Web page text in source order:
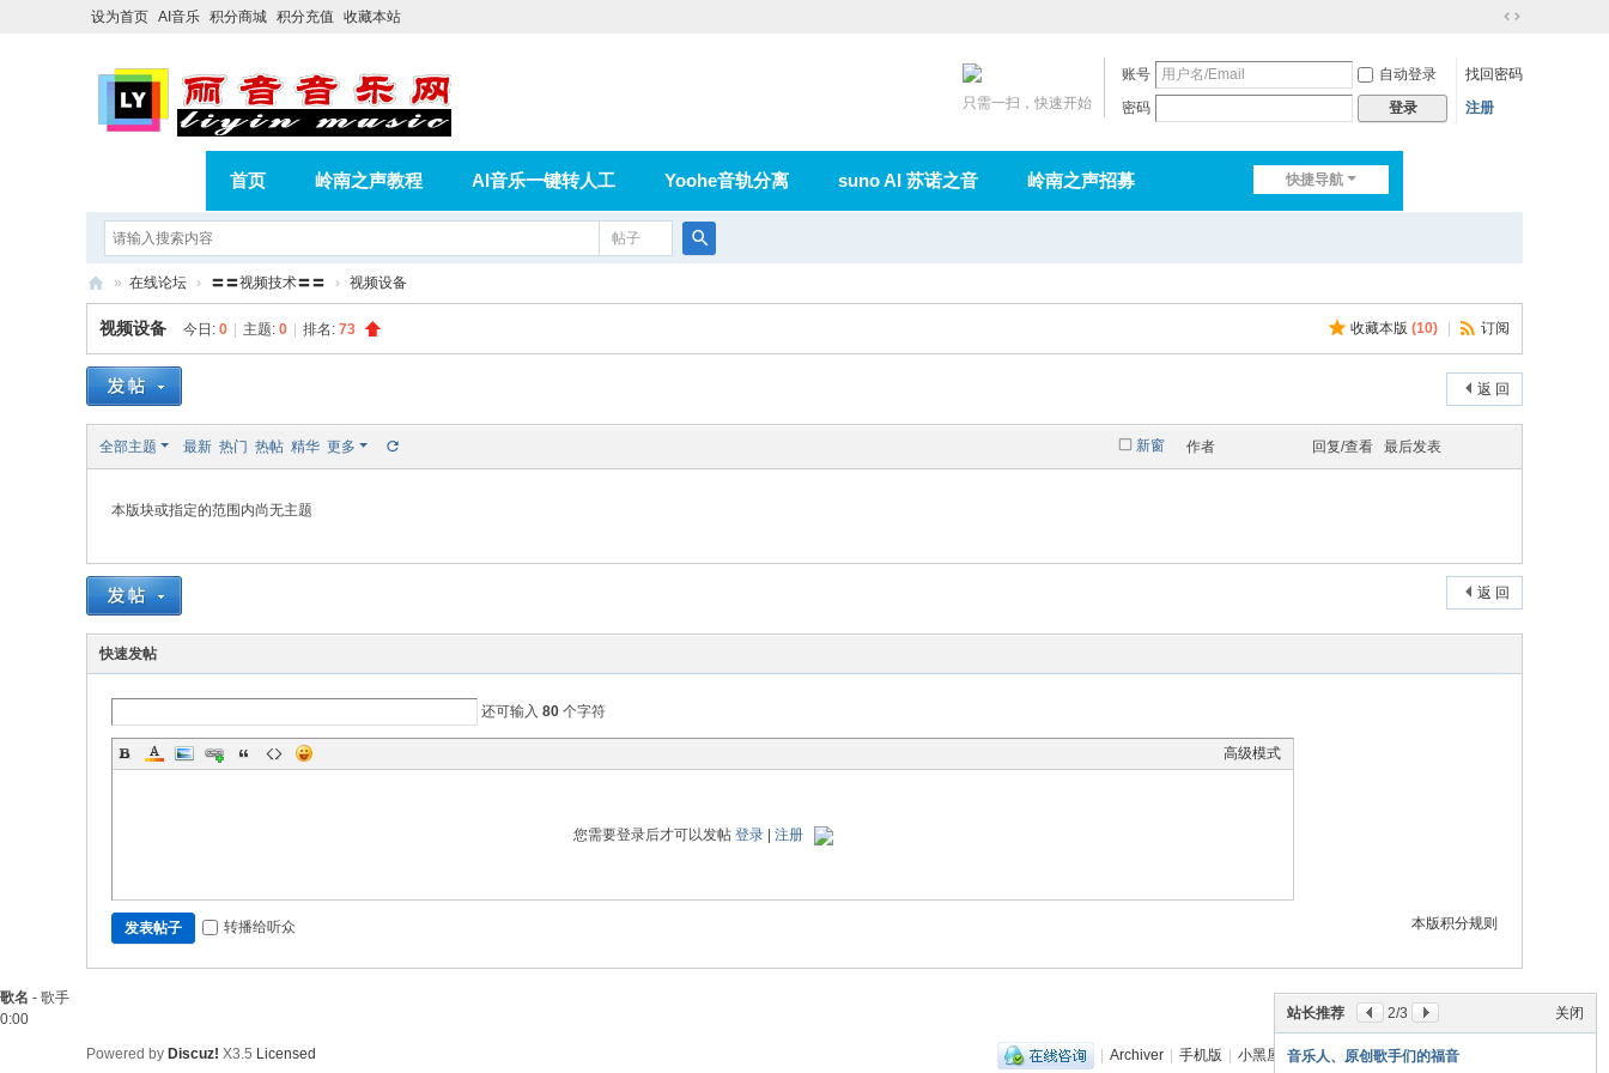
设为首页 AI音乐 积分商城 积分充值 收藏本站
到
账号 自动登录
找回密码
密码
登录 注册
只需一扫，快速开始
快捷导航
首页 岭南之声教程 AI音乐一键转人工 Yoohe音轨分离 suno AI 苏诺之音 岭南之声招募
在线论坛
相册 分享 记录
帖子
索
丽
音
音
乐
网
» 在线论坛 › 〓〓视频技术〓〓 › 视频设备
收藏本版 (10) 订阅
视频设备 今日: 0 主题: 0 排名: 73
返 回
新窗
全部主题 最新 热门 热帖 精华 更多 作者 回复/查看 最后发表
本版块或指定的范围内尚无主题
返 回
快速发帖
还可输入 80 个字符
高级模式
您需要登录后才可以发帖 登录| 注册
本版积分规则
发表帖子 转播给听众
关闭
站长推荐 2/3
音乐人、原创歌手们的福音
歌名 - 歌手
0:00
| Archiver | 手机版 | 小黑屋 | 丽音音乐网(粤ICP备18151349号
Powered by Discuz! X3.5 Licensed